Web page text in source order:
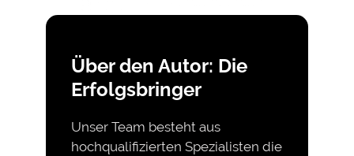
Über den Autor: Die
Erfolgsbringer
Unser Team besteht aus
hochqualifizierten Spezialisten die